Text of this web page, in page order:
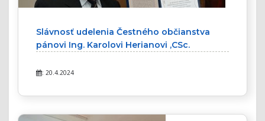
Slávnosť udelenia Čestného občianstva
pánovi Ing. Karolovi Herianovi ,CSc.
: 20.4.2024